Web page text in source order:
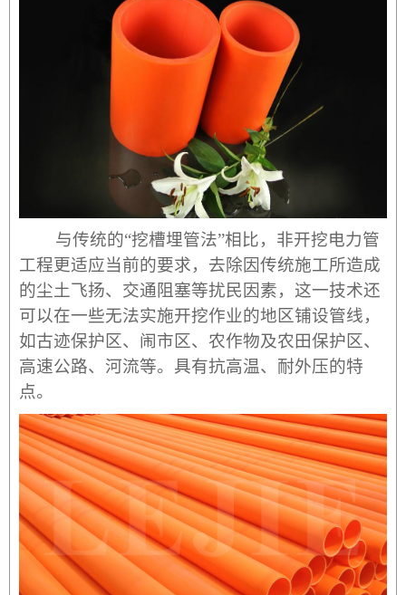
与传统的“挖槽埋管法”相比，非开挖电力管
工程更适应当前的要求，去除因传统施工所造成
的尘土飞扬、交通阻塞等扰民因素，这一技术还
可以在一些无法实施开挖作业的地区铺设管线，
如古迹保护区、闹市区、农作物及农田保护区、
高速公路、河流等。 具有抗高温、耐外压的特
点。